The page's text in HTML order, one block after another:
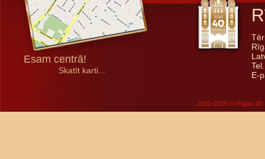
Esam centrā!
Skatīt karti...
E-
2010-2026 © Rīgas